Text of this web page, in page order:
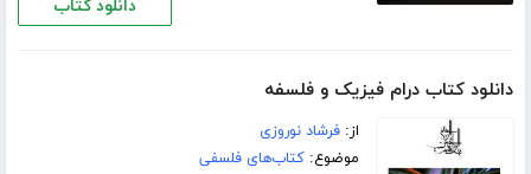
دانلود کتاب
دانلود کتاب درام فیزیک و فلسفه
از:فرشاد نوروزی
موضوع:کتاب‌های فلسفی